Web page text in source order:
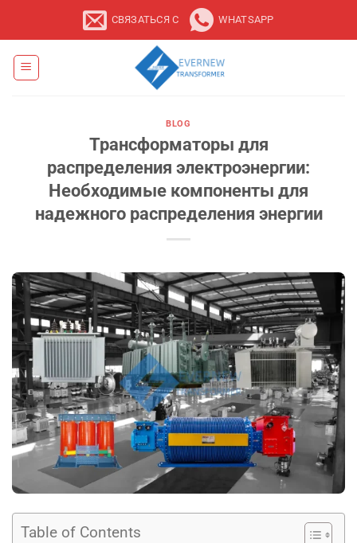
СВЯЗАТЬСЯ С WHATSAPP
BLOG
Трансформаторы для
распределения электроэнергии:
Необходимые компоненты для
надежного распределения энергии
Table of Contents